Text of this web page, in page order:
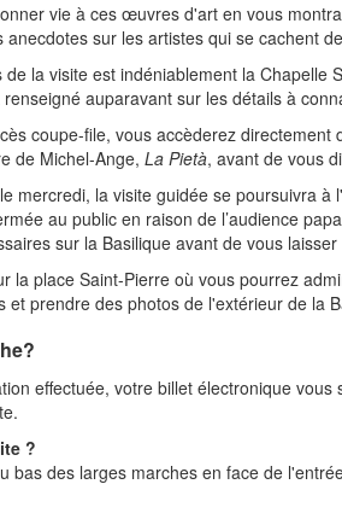
vie à ces œuvres d'art en vous
anecdotes sur les artistes qui se cachent
la visite est indéniablement la
auparavant sur les détails à
coupe-file, vous accèderez
de Michel-Ange, La Pietà, avant de vous
mercredi, la visite guidée se poursuivra
au public en raison de l’audience
sur la Basilique avant de vous
la place Saint-Pierre où vous pourrez
et prendre des photos de l'extérieur de la
effectuée, votre billet électronique
?
bas des larges marches en face de